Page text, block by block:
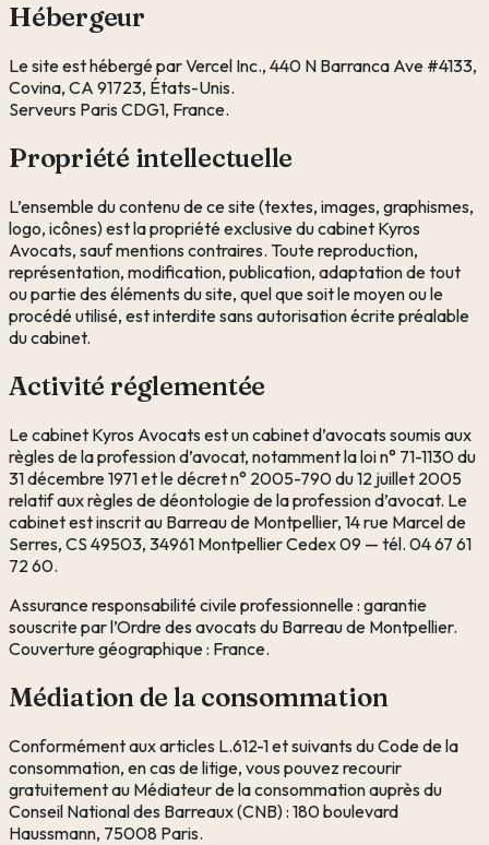
Hébergeur
Le site est hébergé par Vercel Inc., 440 N Barranca Ave #4133,
Covina, CA 91723, États-Unis.
Serveurs Paris CDG1, France.
Propriété intellectuelle
L’ensemble du contenu de ce site (textes, images, graphismes,
logo, icônes) est la propriété exclusive du cabinet Kyros
Avocats, sauf mentions contraires. Toute reproduction,
représentation, modification, publication, adaptation de tout
ou partie des éléments du site, quel que soit le moyen ou le
procédé utilisé, est interdite sans autorisation écrite préalable
du cabinet.
Activité réglementée
Le cabinet Kyros Avocats est un cabinet d’avocats soumis aux
règles de la profession d’avocat, notamment la loi n° 71-1130 du
31 décembre 1971 et le décret n° 2005-790 du 12 juillet 2005
relatif aux règles de déontologie de la profession d’avocat. Le
cabinet est inscrit au Barreau de Montpellier, 14 rue Marcel de
Serres, CS 49503, 34961 Montpellier Cedex 09 — tél. 04 67 61
72 60.
Assurance responsabilité civile professionnelle : garantie
souscrite par l’Ordre des avocats du Barreau de Montpellier.
Couverture géographique : France.
Médiation de la consommation
Conformément aux articles L.612-1 et suivants du Code de la
consommation, en cas de litige, vous pouvez recourir
gratuitement au Médiateur de la consommation auprès du
Conseil National des Barreaux (CNB) : 180 boulevard
Haussmann, 75008 Paris.